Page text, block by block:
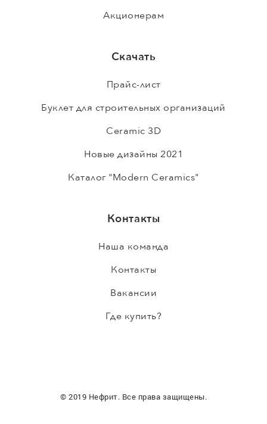
Акционерам
Скачать
Прайс-лист
Буклет для строительных организаций
Ceramic 3D
Новые дизайны 2021
Каталог "Modern Ceramics"
Контакты
Наша команда
Контакты
Вакансии
Где купить?
© 2019 Нефрит. Все права защищены.